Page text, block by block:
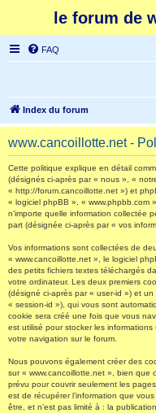
le forum de
FAQ
Index du forum
www.cancoillotte.net -
Cette politique explique en détail
(désignés ci-après par « nous », «
« http://forum.cancoillotte.net ») et
« logiciel phpBB », « www.phpbb.com
n’importe quelle information collectée
part (désignée ci-après par « vos
Vos informations sont collectées de
« www.cancoillotte.net », le logiciel
des petits fichiers textes téléchargés
votre ordinateur. Les deux premiers
(désigné ci-après par « user-id ») et
« session-id »), qui vous sont
cookie sera créé une fois que vous
est utilisé pour stocker les
votre navigation sur le forum.
Nous pouvons également créer des
sur « www.cancoillotte.net », bien que
prévu pour couvrir seulement les
est de récupérer l’information que
être, et n’est pas limité à : la